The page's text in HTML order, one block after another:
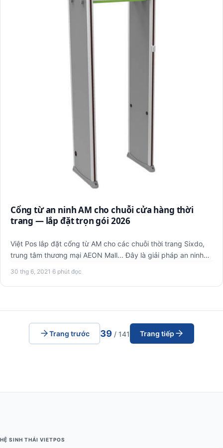
Cổng từ an ninh AM cho chuỗi cửa hàng thời
trang — lắp đặt trọn gói 2026
Việt Pos lắp đặt cổng từ AM cho các chuỗi thời trang Sixdo,
trung tâm thương mại AEON Mall... Đây là giải pháp an ninh
30 thg 6, 2021 ·6 phút đọc
Trang trước 39 / 141 Trang tiếp
HỆ SINH THÁI VIETPOS